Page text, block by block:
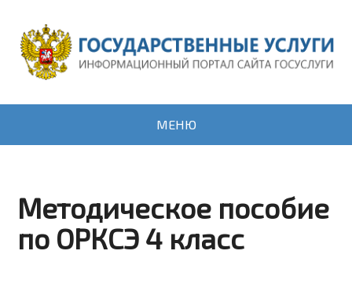
МЕНЮ
Методическое пособие
по ОРКСЭ 4 класс